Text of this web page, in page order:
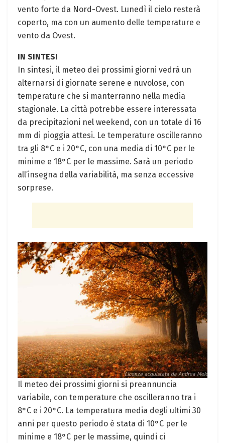
vento forte da Nord-Ovest. Lunedì il cielo resterà
coperto, ma con un aumento delle temperature e
vento da Ovest.
IN SINTESI
In sintesi, il meteo dei prossimi giorni vedrà un
alternarsi di giornate serene e nuvolose, con
temperature che si manterranno nella media
stagionale. La città potrebbe essere interessata
da precipitazioni nel weekend, con un totale di 16
mm di pioggia attesi. Le temperature oscilleranno
tra gli 8°C e i 20°C, con una media di 10°C per le
minime e 18°C per le massime. Sarà un periodo
all’insegna della variabilità, ma senza eccessive
sorprese.
Il meteo dei prossimi giorni si preannuncia
variabile, con temperature che oscilleranno tra i
8°C e i 20°C. La temperatura media degli ultimi 30
anni per questo periodo è stata di 10°C per le
minime e 18°C per le massime, quindi ci